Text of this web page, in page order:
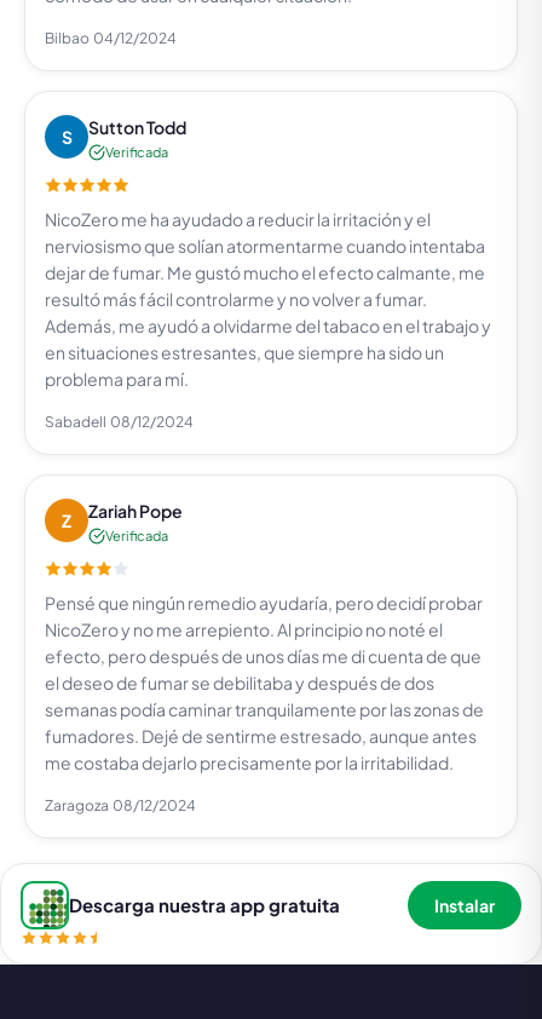
Bilbao 04/12/2024
S Sutton Todd
Verificada
NicoZero me ha ayudado a reducir la irritación y el
nerviosismo que solían atormentarme cuando intentaba
dejar de fumar. Me gustó mucho el efecto calmante, me
resultó más fácil controlarme y no volver a fumar.
Además, me ayudó a olvidarme del tabaco en el trabajo y
en situaciones estresantes, que siempre ha sido un
problema para mí.
Sabadell 08/12/2024
Z Zariah Pope
Verificada
Pensé que ningún remedio ayudaría, pero decidí probar
NicoZero y no me arrepiento. Al principio no noté el
efecto, pero después de unos días me di cuenta de que
el deseo de fumar se debilitaba y después de dos
semanas podía caminar tranquilamente por las zonas de
fumadores. Dejé de sentirme estresado, aunque antes
me costaba dejarlo precisamente por la irritabilidad.
Zaragoza 08/12/2024
Descarga nuestra app gratuita Instalar